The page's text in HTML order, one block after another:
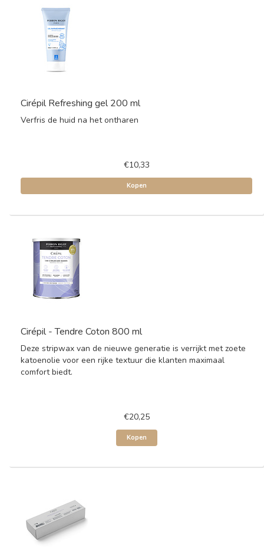
Cirépil Refreshing gel 200 ml
Verfris de huid na het ontharen
€10,33
Kopen
Cirépil - Tendre Coton 800 ml
Deze stripwax van de nieuwe generatie is verrijkt met zoete
katoenolie voor een rijke textuur die klanten maximaal
comfort biedt.
€20,25
Kopen